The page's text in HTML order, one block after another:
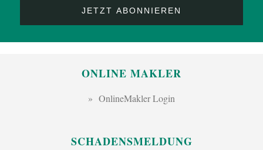
ONLINE MAKLER
OnlineMakler Login
SCHADENSMELDUNG